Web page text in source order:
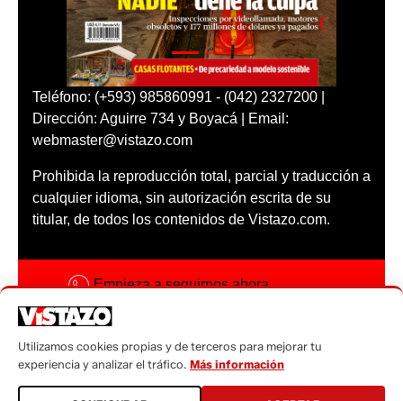
Teléfono: (+593) 985860991 - (042) 2327200 |
Dirección: Aguirre 734 y Boyacá | Email:
webmaster@vistazo.com
Prohibida la reproducción total, parcial y traducción a
cualquier idioma, sin autorización escrita de su
titular, de todos los contenidos de Vistazo.com.
Empieza a seguirnos ahora
Código ética
Sugerencias a:
Utilizamos cookies propias y de terceros para mejorar tu
experiencia y analizar el tráfico. Más información